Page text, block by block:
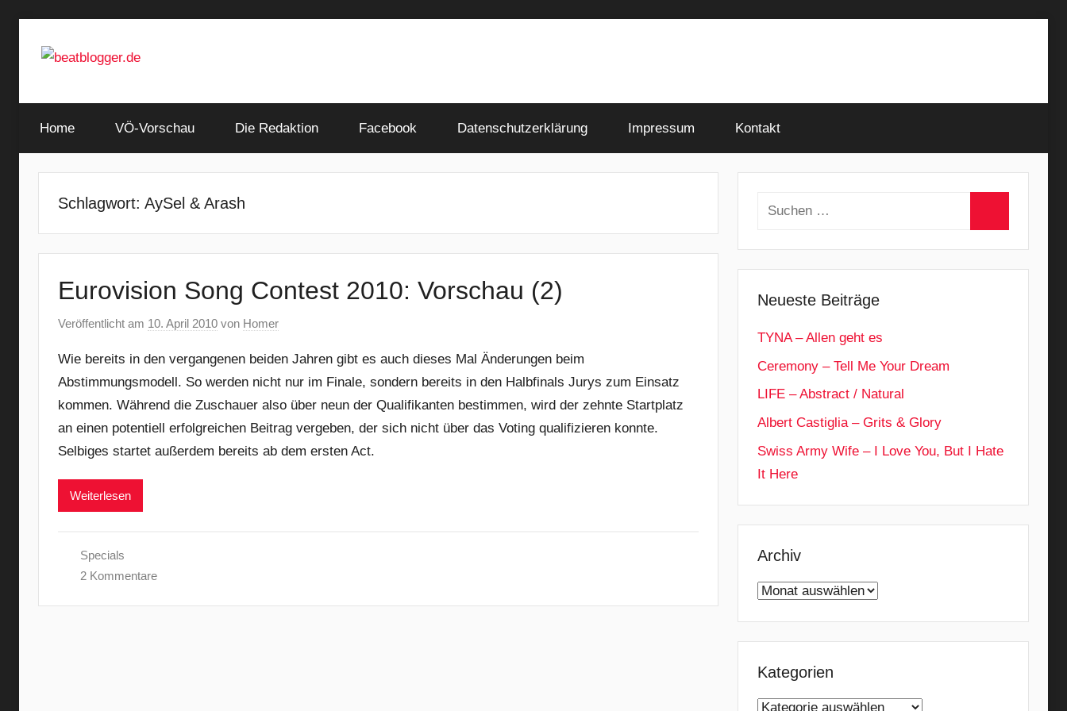
Inhalt
beatblogger.de
and
the
Home VÖ-Vorschau Die Redaktion Facebook Datenschutzerklärung Impressum Kontakt
Schlagwort: AySel & Arash
Eurovision Song Contest 2010: Vorschau (2)
Veröffentlicht am 10. April 2010 von Homer
Wie bereits in den vergangenen beiden Jahren gibt es auch dieses Mal Änderungen beim
Abstimmungsmodell. So werden nicht nur im Finale, sondern bereits in den Halbfinals Jurys zum Einsatz
kommen. Während die Zuschauer also über neun der Qualifikanten bestimmen, wird der zehnte Startplatz
an einen potentiell erfolgreichen Beitrag vergeben, der sich nicht über das Voting qualifizieren konnte.
Selbiges startet außerdem bereits ab dem ersten Act.
Weiterlesen
Specials
2 Kommentare
Suchen
Neueste Beiträge
TYNA – Allen geht es
Ceremony – Tell Me Your Dream
LIFE – Abstract / Natural
Albert Castiglia – Grits & Glory
Swiss Army Wife – I Love You, But I Hate
It Here
Archiv
Archiv
Kategorien
Kategorien